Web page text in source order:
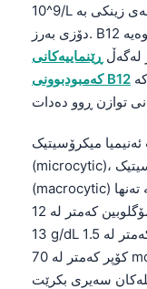
10^9/L بوون، دوای ساڵان بەکارهێنانی لۆزەنجەی زینکی بە
دۆزی بەرز. B12 ـی لەوێ نورمال بوو، ئەمەش هەمان ئەوەیە
لەگەڵ ڕێنماییەکانی
کەمبودبوونی B12
میکرۆسیتیک
(microcytic)، نورمۆسیتیک (normocytic) یان ماکڕۆسیتیک
(macrocytic) دروست بکات، بۆیە تەنها MCV ناتوانێت ڕوون
بکاتەوە. یەکگرتنی هێمۆگلوبین کەمتر لە 12 g/dL لە ژنان یان
13 g/dL لە مێردان، نێوتڕۆفیلەکان کەمتر لە 1.5 x 10^9/L، و
کۆپر کەمتر لە 70 mcg/dL دەبێت بە شێوەیەکی هۆشیار